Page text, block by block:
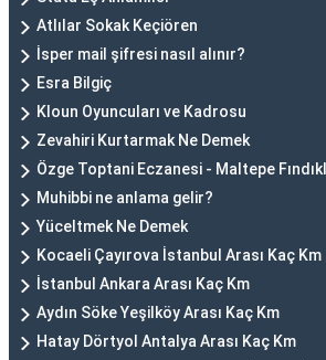
Atlılar Sokak Keçiören
İsper mail şifresi nasıl alınır?
Esra Bilgiç
Kloun Oyuncuları ve Kadrosu
Zevahiri Kurtarmak Ne Demek
Özge Toptani Eczanesi - Maltepe
Muhibbi ne anlama gelir?
Yüceltmek Ne Demek
Kocaeli Çayırova İstanbul Arası Kaç Km
İstanbul Ankara Arası Kaç Km
Aydın Söke Yeşilköy Arası Kaç Km
Hatay Dörtyol Antalya Arası Kaç Km